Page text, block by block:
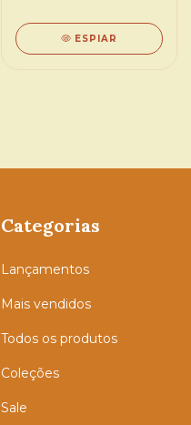
ESPIAR
Categorias
Lançamentos
Mais vendidos
Todos os produtos
Coleções
Sale